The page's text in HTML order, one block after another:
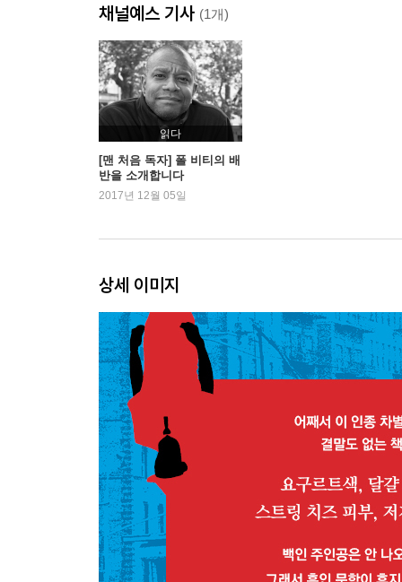
옮긴이의 말
채널예스 기사 (1개)
읽다
[맨 처음 독자] 폴 비티의 배
반을 소개합니다
2017년 12월 05일
상세 이미지